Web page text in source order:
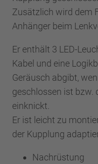
Zusätzlich wird dem
Anhänger beim
Er enthält 3 LED-
Kabel und eine
Geräusch abgibt,
geschlossen ist bzw.
einknickt.
Er ist leicht zu
der Kupplung
Nachrüstung